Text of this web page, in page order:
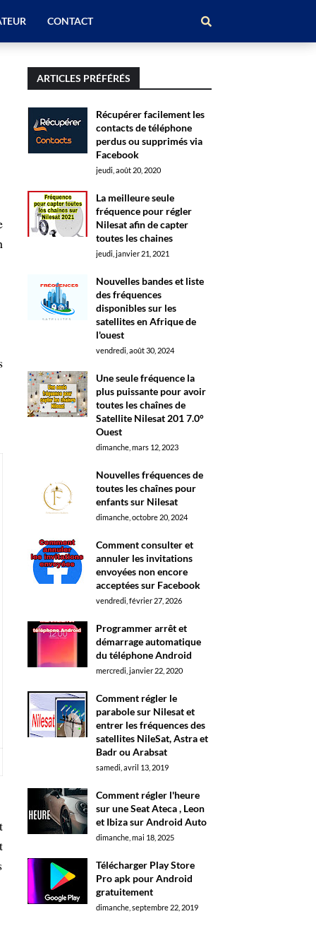
CONTACT
ARTICLES PRÉFÉRÉS
Récupérer facilement les
contacts de téléphone
perdus ou supprimés via
Facebook
jeudi, août 20, 2020
La meilleure seule
fréquence pour régler
Nilesat afin de capter
toutes les chaines
jeudi, janvier 21, 2021
Nouvelles bandes et liste
des fréquences
disponibles sur les
satellites en Afrique de
l'ouest
vendredi, août 30, 2024
Une seule fréquence la
plus puissante pour avoir
toutes les chaînes de
Satellite Nilesat 201 7.0°
Ouest
dimanche, mars 12, 2023
Nouvelles fréquences de
toutes les chaînes pour
enfants sur Nilesat
dimanche, octobre 20, 2024
Comment consulter et
annuler les invitations
envoyées non encore
acceptées sur Facebook
vendredi, février 27, 2026
Programmer arrêt et
démarrage automatique
du téléphone Android
mercredi, janvier 22, 2020
Comment régler le
parabole sur Nilesat et
entrer les fréquences des
satellites NileSat, Astra et
Badr ou Arabsat
samedi, avril 13, 2019
Comment régler l'heure
sur une Seat Ateca , Leon
et Ibiza sur Android Auto
dimanche, mai 18, 2025
Télécharger Play Store
Pro apk pour Android
gratuitement
dimanche, septembre 22, 2019